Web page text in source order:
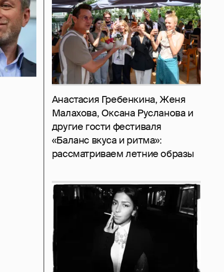
Анастасия Гребенкина, Женя
Малахова, Оксана Русланова и
другие гости фестиваля
«Баланс вкуса и ритма»:
рассматриваем летние образы